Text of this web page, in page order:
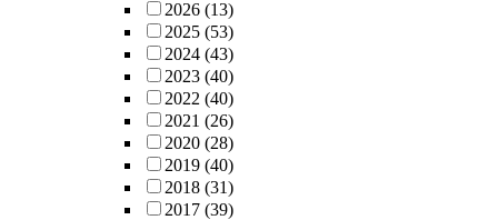
2026 (13)
2025 (53)
2024 (43)
2023 (40)
2022 (40)
2021 (26)
2020 (28)
2019 (40)
2018 (31)
2017 (39)